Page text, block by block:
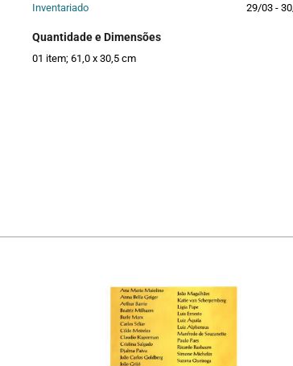
Inventariado
Quantidade e Dimensões
01 item; 61,0 x 30,5 cm
29/03 -